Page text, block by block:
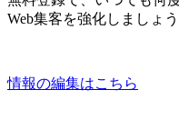
Web集客を強化しましょう
情報の編集はこちら